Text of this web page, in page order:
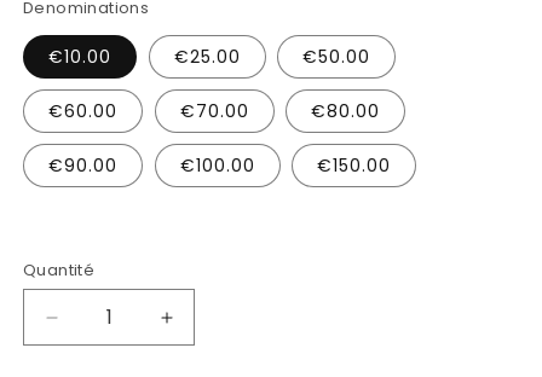
Denominations
€10.00 €25.00 €50.00
€60.00 €70.00 €80.00
€90.00 €100.00 €150.00
Quantité
Réduire
la
Augmenter
la